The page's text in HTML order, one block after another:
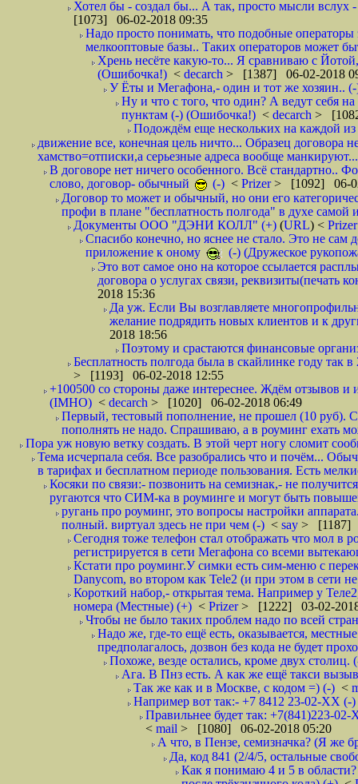
Хотел бы - создал бы... А так, просто мысли вслух
[1073] 06-02-2018 09:35
Надо просто понимать, что подобные
мелкооптовые базы.. Таких операторов может
Хрень несёте какую-то... Я сравниваю с
(Ошибочка!) < decarch > [1387] 06-02-2018
У Ёты и Мегафона,- один и тот же хозяин..
Ну и что с того, что один? А ведут себя
пунктам (-) (Ошибочка!) < decarch >
Подождём еще нескольких на каждой из
движение все, конечная цель ничто... Образец договора
хамство=отписки,а серьезные адреса вообще
В договоре нет ничего особенного. Всё стандартно..
слово, договор- обычный
(-) < Prizer> [1092] 06-
Договор то может и обычный, но они его
профи в плане "бесплатность полгода" в духе
Документы ООО "ДЭНИ КОЛЛ" (+) (URL) <
Спасибо конечно, но яснее не стало. Это не сам
приложение к оному
(-) (Дружеское
Это вот самое оно на которое ссылается
договора о услугах связи, реквизиты(печать
2018 15:36
Да уж. Если Вы возглавляете
желание подрядить новых клиентов и к
2018 18:56
Поэтому и срастаются финансовые
Бесплатность полгода была в скайлинке году
> [1193] 06-02-2018 12:55
+100500 со стороны даже интереснее. Ждём отзывов и
(IMHO) < decarch > [1020] 06-02-2018 06:49
Первый, тестовый пополнение, не прошел (10 руб).
пополнять не надо. Спрашиваю, а в роуминг ехать
Пора уж новую ветку создать. В этой черт ногу сломит
Тема исчерпала себя. Все разобрались что и почём...
в тарифах и бесплатном периоде пользования. Есть
Косяки по связи:- позвонить на семизнак,- не
ругаются что СИМ-ка в роуминге и могут быть
ругань про роуминг, это вопросы настройки
полный. виртуал здесь не при чем (-) < say > [1187]
Сегодня тоже телефон стал отображать что мол в
регистрируется в сети Мегафона со всеми
Кстати про роуминг.У симки есть сим-меню с
Danycom, во втором как Tele2 (и при этом в сети
Короткий набор,- открытая тема. Например у
номера (Местные) (+) < Prizer> [1222] 03-02-
Чтобы не было таких проблем надо по всей
Надо же, где-то ещё есть, оказывается,
предполагалось, дозвон без кода не будет
Похоже, везде остались, кроме двух
Ага. В Пнз есть. А как же ещё такси
Так же как и в Москве, с кодом =) (-) <
Например вот так:- +7 8412 23-02-ХХ (-
Правильнее будет так: +7(841)223-
< mail > [1080] 06-02-2018 05:20
А что, в Пензе, семизначка? (Я же
Да, код 841 (2/4/5, остальные
Как я понимаю 4 и 5 в